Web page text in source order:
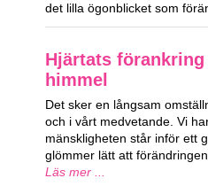
det lilla ögonblicket som
Hjärtats
himmel
Det sker en långsam
och i vårt medvetande. Vi
mänskligheten står inför ett
glömmer lätt att
Läs mer ...